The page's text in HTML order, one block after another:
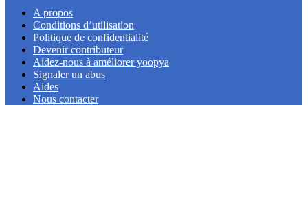
A propos
Conditions d’utilisation
Politique de confidentialité
Devenir contributeur
Aidez-nous à améliorer yoopya
Signaler un abus
Aides
Nous contacter